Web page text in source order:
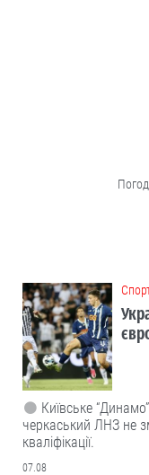
Київське
черкаський ЛНЗ не
кваліфікації.
07.08